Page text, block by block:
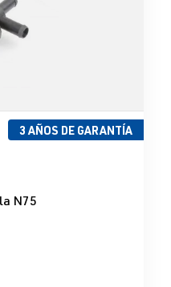
3 AÑOS DE GARANTÍA
de 5 estrellas
N75